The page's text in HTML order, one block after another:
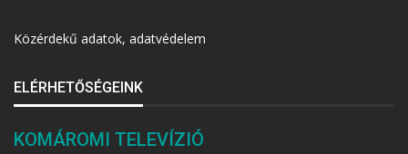
Közérdekű adatok, adatvédelem
ELÉRHETŐSÉGEINK
KOMÁROMI TELEVÍZIÓ